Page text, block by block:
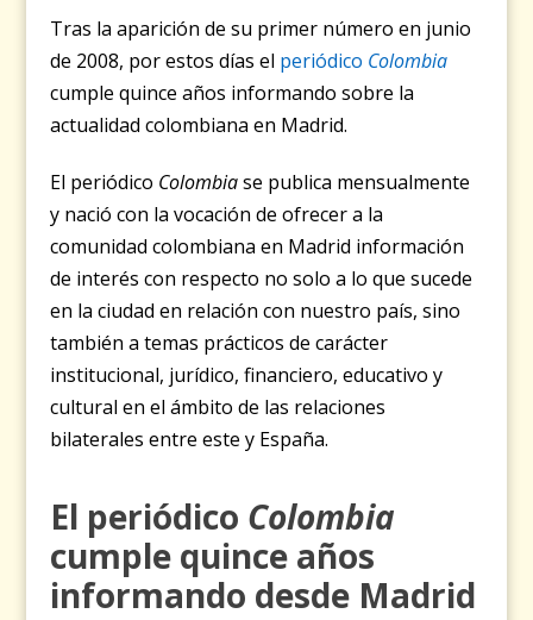
Tras la aparición de su primer número en junio
de 2008, por estos días el periódico Colombia
cumple quince años informando sobre la
actualidad colombiana en Madrid.
El periódico Colombiase publica mensualmente
y nació con la vocación de ofrecer a la
comunidad colombiana en Madrid información
de interés con respecto no solo a lo que sucede
en la ciudad en relación con nuestro país, sino
también a temas prácticos de carácter
institucional, jurídico, financiero, educativo y
cultural en el ámbito de las relaciones
bilaterales entre este y España.
El periódico Colombia
cumple quince años
informando desde Madrid